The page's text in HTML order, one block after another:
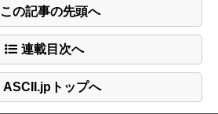
この記事の先頭へ
連載目次へ
ASCII.jpトップへ